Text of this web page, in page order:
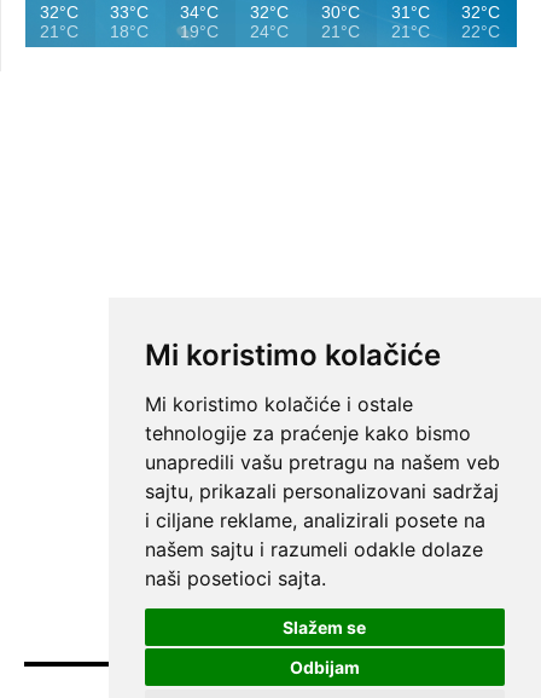
Mi koristimo kolačiće
Mi koristimo kolačiće i ostale
tehnologije za praćenje kako bismo
unapredili vašu pretragu na našem veb
sajtu, prikazali personalizovani sadržaj
i ciljane reklame, analizirali posete na
našem sajtu i razumeli odakle dolaze
naši posetioci sajta.
Slažem se
Odbijam
32°C
21°C
33°C
18°C
34°C
19°C
32°C
24°C
30°C
21°C
31°C
21°C
32°C
22°C